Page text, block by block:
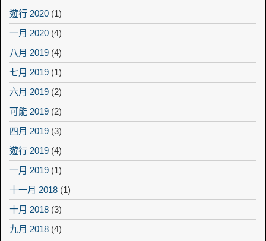
遊行 2020 (1)
一月 2020 (4)
八月 2019 (4)
七月 2019 (1)
六月 2019 (2)
可能 2019 (2)
四月 2019 (3)
遊行 2019 (4)
一月 2019 (1)
十一月 2018 (1)
十月 2018 (3)
九月 2018 (4)